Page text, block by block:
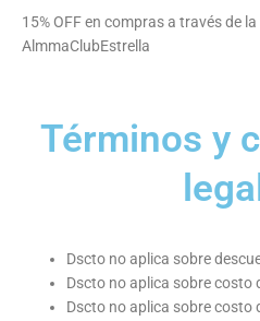
15% OFF en compras a través de
AlmmaClubEstrella
Términos y
Dscto no aplica sobre
Dscto no aplica sobre costo
Dscto no aplica sobre costo